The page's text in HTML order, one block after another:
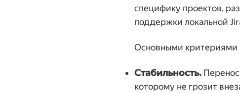
специфику проектов,
поддержки локальной
Основными критериями
Стабильность.
которому не грозит